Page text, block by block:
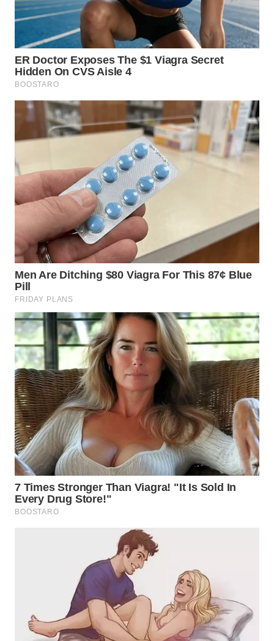
TAPANULI
TENGAH
WN DELI
SERDANG
TEBING
TINGGI
PAKPAK
WN
KARAWANG
WN
BEKASI
BOGOR
WN
DEPOK
WN
TAPANULI
UTARA
WN
SAMOSIR
WN
PADANG
LAWAS
WN